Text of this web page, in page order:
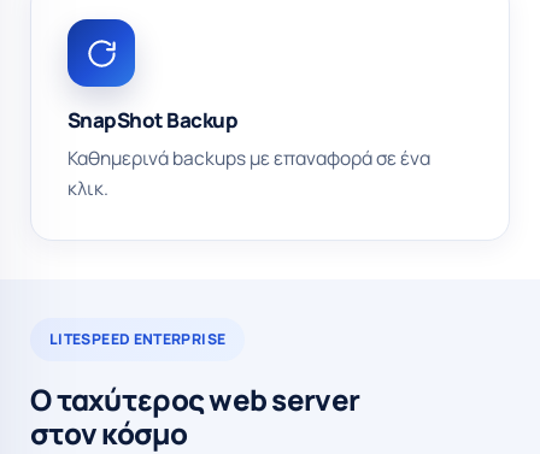
SnapShot Backup
Καθημερινά backups με επαναφορά σε ένα
κλικ.
LITESPEED ENTERPRISE
Ο ταχύτερος web server
στον κόσμο